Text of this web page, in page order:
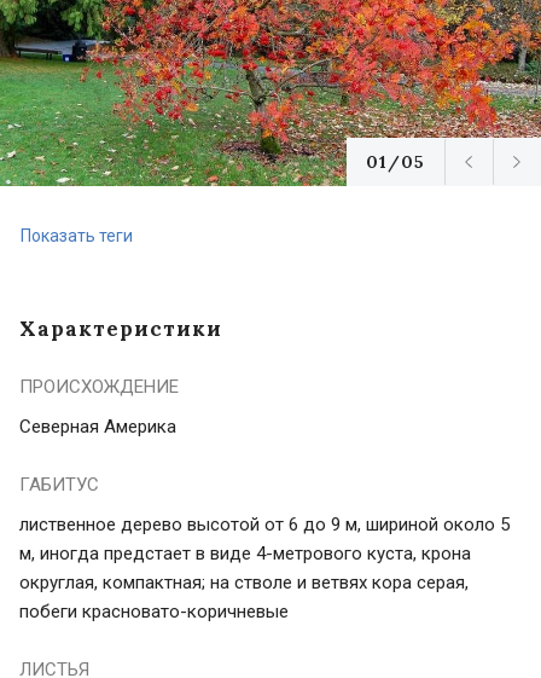
01/05
Показать теги
Характеристики
ПРОИСХОЖДЕНИЕ
Северная Америка
ГАБИТУС
лиственное дерево высотой от 6 до 9 м, шириной около 5
м, иногда предстает в виде 4-метрового куста, крона
округлая, компактная; на стволе и ветвях кора серая,
побеги красновато-коричневые
ЛИСТЬЯ